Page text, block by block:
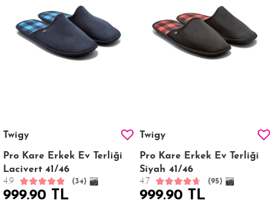
Twigy
Pro Kare Erkek Ev Terliği
Lacivert 41/46
4.9 (34)
999.90 TL
Twigy
Pro Kare Erkek Ev Terliği
Siyah 41/46
4.7 (95)
999.90 TL